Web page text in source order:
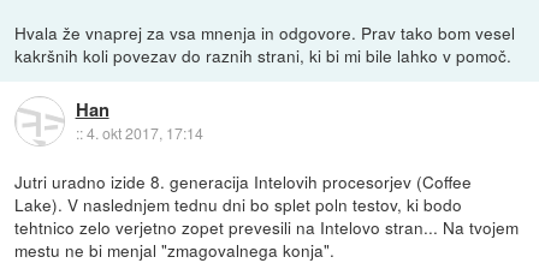
Hvala že vnaprej za vsa mnenja in odgovore. Prav tako bom vesel
kakršnih koli povezav do raznih strani, ki bi mi bile lahko v pomoč.
Han
::4. okt 2017, 17:14
Jutri uradno izide 8. generacija Intelovih procesorjev (Coffee
Lake). V naslednjem tednu dni bo splet poln testov, ki bodo
tehtnico zelo verjetno zopet prevesili na Intelovo stran... Na tvojem
mestu ne bi menjal "zmagovalnega konja".